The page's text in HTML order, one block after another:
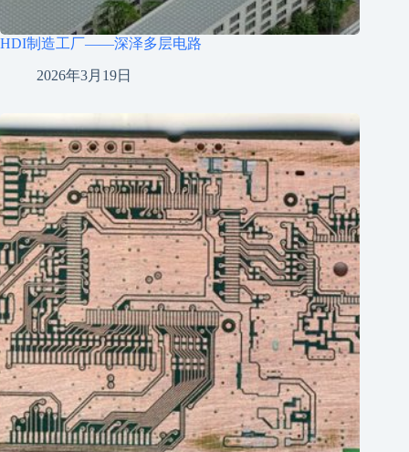
HDI制造工厂——深泽多层电路
2026年3月19日